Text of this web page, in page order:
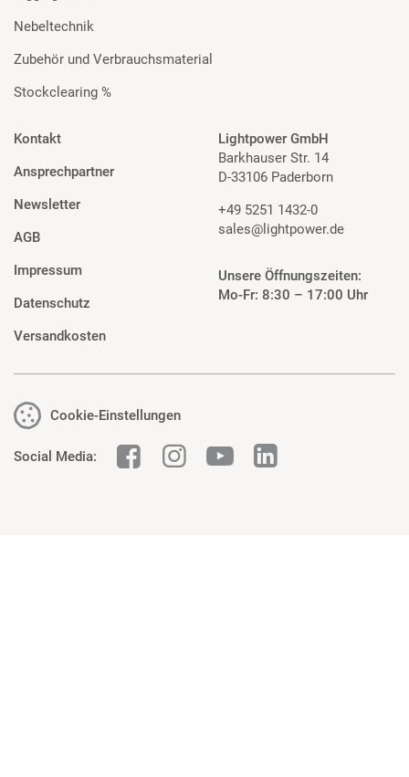
Nebeltechnik
Zubehör und Verbrauchsmaterial
Stockclearing %
Kontakt
Ansprechpartner
Newsletter
AGB
Impressum
Datenschutz
Versandkosten
Lightpower GmbH
Barkhauser Str. 14
D-33106 Paderborn
+49 5251 1432-0
sales@lightpower.de
Unsere Öffnungszeiten:
Mo-Fr: 8:30 – 17:00 Uhr
Cookie-Einstellungen
Social Media: